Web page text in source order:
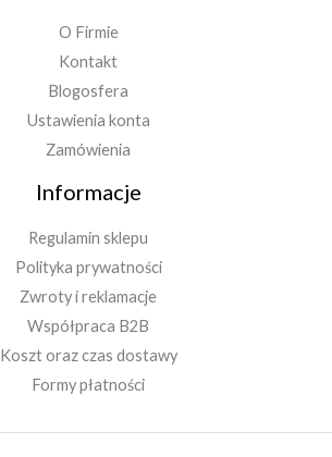
O Firmie
Kontakt
Blogosfera
Ustawienia konta
Zamówienia
Informacje
Regulamin sklepu
Polityka prywatności
Zwroty i reklamacje
Współpraca B2B
Koszt oraz czas dostawy
Formy płatności